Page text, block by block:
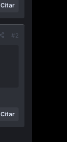
Citar
#2
Citar